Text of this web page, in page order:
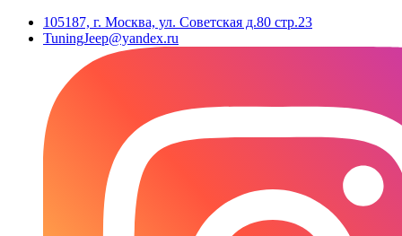
105187, г. Москва, ул. Советская д.80 стр.23
TuningJeep@yandex.ru